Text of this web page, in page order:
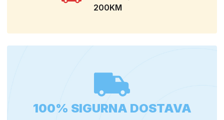
200KM
100% SIGURNA DOSTAVA